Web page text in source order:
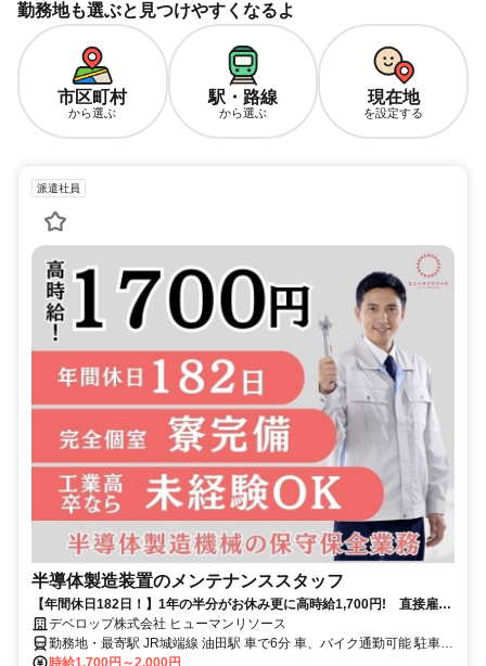
勤務地も選ぶと見つけやすくなるよ
市区町村
から選ぶ
駅・路線
から選ぶ
現在地
を設定する
派遣社員
半導体製造装置のメンテナンススタッフ
【年間休日182日！】1年の半分がお休み更に高時給1,700円! 直接雇用
の実績あり!
デベロップ株式会社 ヒューマンリソース
勤務地・最寄駅 JR城端線 油田駅 車で6分 車、バイク通勤可能 駐車場
完備
時給1,700円～2,000円